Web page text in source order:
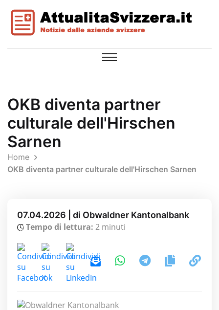
OKB diventa partner
culturale dell'Hirschen
Sarnen
Home
OKB diventa partner culturale dell'Hirschen Sarnen
07.04.2026 | di Obwaldner Kantonalbank
Tempo di lettura: 2 minuti